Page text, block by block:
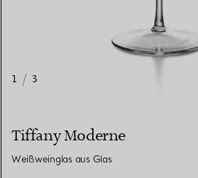
1 / 3
Tiffany Moderne
Weißweinglas aus Glas